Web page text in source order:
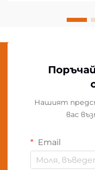
Нашият
вас
Email